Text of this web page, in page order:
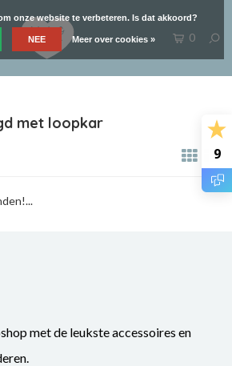
9
0
met loopkar
met de leukste accessoires en
onze website te verbeteren. Is dat akkoord?
NEE Meer over cookies »